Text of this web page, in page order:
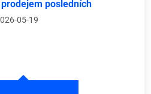
posledních
05-19